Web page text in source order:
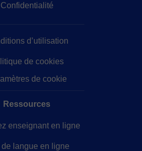
Confidentialité
d’utilisation
de cookies
de cookie
Ressources
enseignant en ligne
de langue en ligne